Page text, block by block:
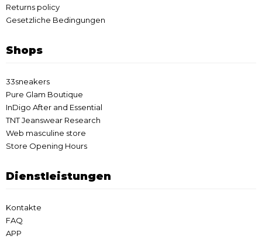
Returns policy
Gesetzliche Bedingungen
Shops
33sneakers
Pure Glam Boutique
InDigo After and Essential
TNT Jeanswear Research
Web masculine store
Store Opening Hours
Dienstleistungen
Kontakte
FAQ
APP